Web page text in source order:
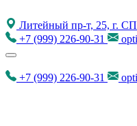
Литейный пр-т, 25, г.
+7 (999) 226-90-31
+7 (999) 226-90-31